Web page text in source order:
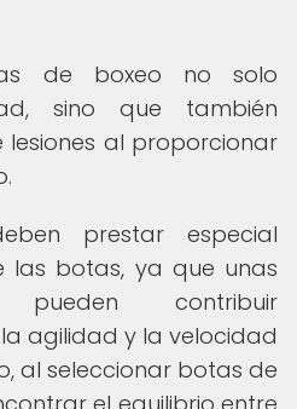
de boxeo no solo
sino que también
lesiones al proporcionar
prestar especial
las botas, ya que unas
contribuir
agilidad y la velocidad
al seleccionar botas de